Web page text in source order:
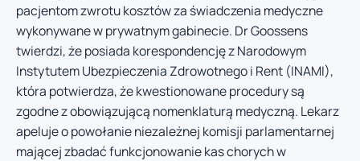
pacjentom zwrotu kosztów za świadczenia medyczne
wykonywane w prywatnym gabinecie. Dr Goossens
twierdzi, że posiada korespondencję z Narodowym
Instytutem Ubezpieczenia Zdrowotnego i Rent (INAMI),
która potwierdza, że kwestionowane procedury są
zgodne z obowiązującą nomenklaturą medyczną. Lekarz
apeluje o powołanie niezależnej komisji parlamentarnej
mającej zbadać funkcjonowanie kas chorych w